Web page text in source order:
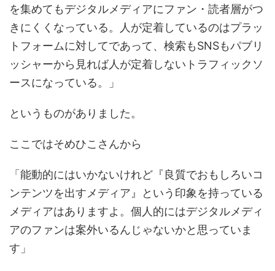
を集めてもデジタルメディアにファン・読者層がつ
きにくくなっている。人が定着しているのはプラッ
トフォームに対してであって、検索もSNSもパブリ
ッシャーから見れば人が定着しないトラフィックソ
ースになっている。」
というものがありました。
ここではそめひこさんから
「能動的にはいかないけれど『良質でおもしろいコ
ンテンツを出すメディア』という印象を持っている
メディアはありますよ。個人的にはデジタルメディ
アのファンは案外いるんじゃないかと思っていま
す」